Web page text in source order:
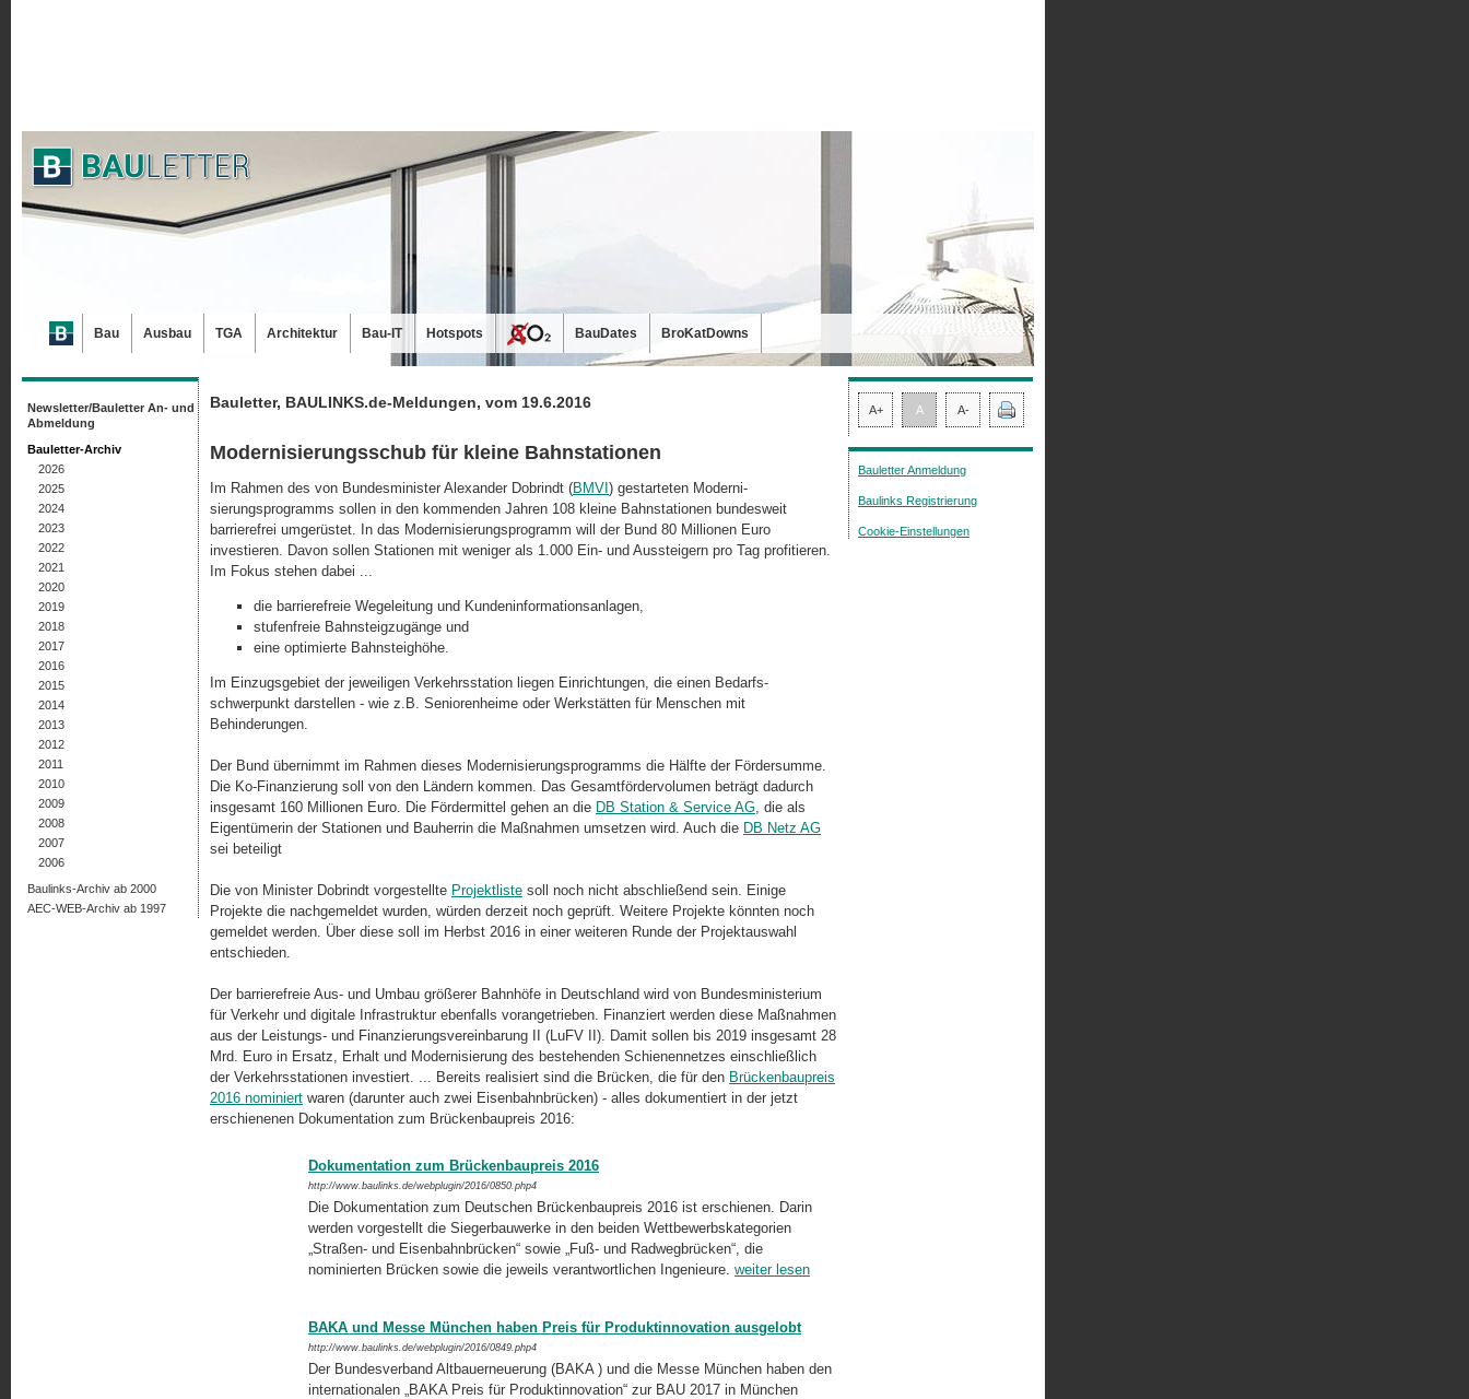
Bauletter, BAULINKS.de-Meldungen, vom 19.6.2016
Modernisierungsschub für kleine Bahnstationen
Im Rahmen des von Bundesminister Alexander Dobrindt (BMVI ) gestarteten Moder­ni­
sierungsprogramms sollen in den kommenden Jahren 108 kleine Bahnstationen bundesweit
barrierefrei umgerüstet. In das Modernisierungsprogramm will der Bund 80 Millionen Euro
investieren. Davon sollen Stationen mit weniger als 1.000 Ein- und Aussteigern pro Tag profitieren.
Im Fokus stehen dabei ...
die barrierefreie Wegeleitung und Kundeninformationsanlagen,
stufenfreie Bahnsteigzugänge und
eine optimierte Bahnsteighöhe.
Im Einzugsgebiet der jeweiligen Verkehrsstation liegen Einrichtungen, die einen Be­darfs­
schwerpunkt darstellen - wie z.B. Seniorenheime oder Werkstätten für Menschen mit
Behinderungen.
Der Bund übernimmt im Rahmen dieses Modernisierungsprogramms die Hälfte der Fördersumme.
Die Ko-Finanzierung soll von den Ländern kommen. Das Gesamt­för­dervolumen beträgt dadurch
insgesamt 160 Millionen Euro. Die Fördermittel gehen an die DB Station & Service AG, die als
Eigentümerin der Stationen und Bauherrin die Maßnahmen umsetzen wird. Auch die DB Netz AG
sei beteiligt
Die von Minister Dobrindt vorgestellte Projektliste soll noch nicht abschließend sein. Einige
Projekte die nachgemeldet wurden, würden derzeit noch geprüft. Weitere Projekte könnten noch
gemeldet werden. Über diese soll im Herbst 2016 in einer weiteren Runde der Projektauswahl
entschieden.
Der barrierefreie Aus- und Umbau größerer Bahnhöfe in Deutschland wird von Bundesministerium
für Verkehr und digitale Infrastruktur ebenfalls vorangetrieben. Finanziert werden diese Maßnahmen
aus der Leistungs- und Finanzierungs­ver­ein­barung II (LuFV II). Damit sollen bis 2019 insgesamt 28
Mrd. Euro in Ersatz, Erhalt und Modernisierung des bestehenden Schienennetzes einschließlich
der Verkehrs­sta­tionen investiert. ... Bereits realisiert sind die Brücken, die für den Brückenbaupreis
2016 nominiert waren (darunter auch zwei Eisenbahnbrücken) - alles dokumentiert in der jetzt
erschienenen Dokumentation zum Brückenbaupreis 2016:
Dokumentation zum Brückenbaupreis 2016
http://www.baulinks.de/webplugin/2016/0850.php4
Die Dokumentation zum Deutschen Brückenbaupreis 2016 ist erschie­nen. Darin
werden vorgestellt die Siegerbauwerke in den beiden Wett­be­werbs­kategorien
„Straßen- und Eisenbahnbrücken“ sowie „Fuß- und Radweg­brü­cken“, die
nominierten Brücken sowie die jeweils ver­ant­wortlichen Inge­ni­eure. weiter lesen
BAKA und Messe München haben Preis für Produktinnovation ausgelobt
http://www.baulinks.de/webplugin/2016/0849.php4
Der Bundesverband Altbauerneuerung (BAKA ) und die Messe München haben den
internationalen „BAKA Preis für Produktinnovation“ zur BAU 2017 in München
Newsletter/Bauletter An- und
Abmeldung
Bauletter-Archiv
2026
2025
2024
2023
2022
2021
2020
2019
2018
2017
2016
2015
2014
2013
2012
2011
2010
2009
2008
2007
2006
Baulinks-Archiv ab 2000
AEC-WEB-Archiv ab 1997
A+ A A-
Bauletter Anmeldung
Baulinks Registrierung
Cookie-Einstellungen
Bau Ausbau TGA Architektur Bau-IT Hotspots BauDates BroKatDowns